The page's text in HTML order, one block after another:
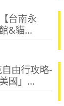
台南永
&貓...
由行攻略-
國」...